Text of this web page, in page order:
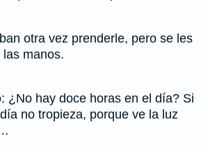
otra vez prenderle, pero se les
manos.
¿No hay doce horas en el día? Si
no tropieza, porque ve la luz